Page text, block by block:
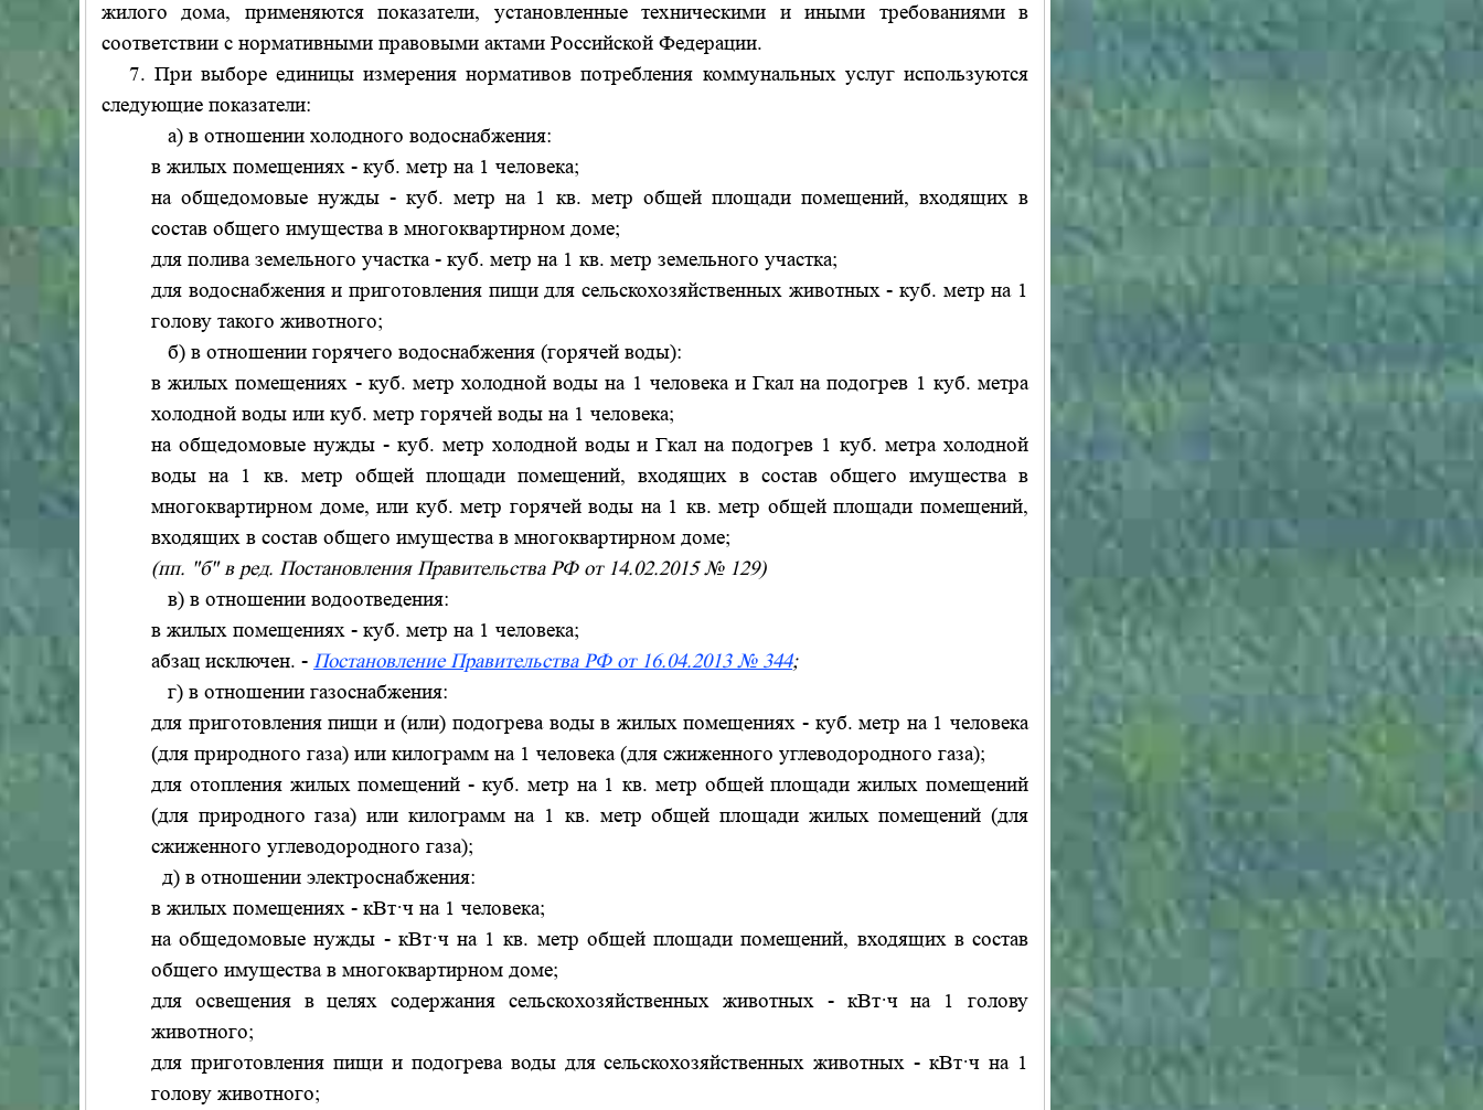
жилого дома, применяются показатели, установленные техническими и иными требованиями в
соответствии с нормативными правовыми актами Российской Федерации.
7. При выборе единицы измерения нормативов потребления коммунальных услуг используются
следующие показатели:
а) в отношении холодного водоснабжения:
в жилых помещениях - куб. метр на 1 человека;
на общедомовые нужды - куб. метр на 1 кв. метр общей площади помещений, входящих в
состав общего имущества в многоквартирном доме;
для полива земельного участка - куб. метр на 1 кв. метр земельного участка;
для водоснабжения и приготовления пищи для сельскохозяйственных животных - куб. метр на 1
голову такого животного;
б) в отношении горячего водоснабжения (горячей воды):
в жилых помещениях - куб. метр холодной воды на 1 человека и Гкал на подогрев 1 куб. метра
холодной воды или куб. метр горячей воды на 1 человека;
на общедомовые нужды - куб. метр холодной воды и Гкал на подогрев 1 куб. метра холодной
воды на 1 кв. метр общей площади помещений, входящих в состав общего имущества в
многоквартирном доме, или куб. метр горячей воды на 1 кв. метр общей площади помещений,
входящих в состав общего имущества в многоквартирном доме;
(пп. "б" в ред. Постановления Правительства РФ от 14.02.2015 № 129)
в) в отношении водоотведения:
в жилых помещениях - куб. метр на 1 человека;
абзац исключен. -Постановление Правительства РФ от 16.04.2013 № 344;
г) в отношении газоснабжения:
для приготовления пищи и (или) подогрева воды в жилых помещениях - куб. метр на 1 человека
(для природного газа) или килограмм на 1 человека (для сжиженного углеводородного газа);
для отопления жилых помещений - куб. метр на 1 кв. метр общей площади жилых помещений
(для природного газа) или килограмм на 1 кв. метр общей площади жилых помещений (для
сжиженного углеводородного газа);
д) в отношении электроснабжения:
в жилых помещениях - кВт·ч на 1 человека;
на общедомовые нужды - кВт·ч на 1 кв. метр общей площади помещений, входящих в состав
общего имущества в многоквартирном доме;
для освещения в целях содержания сельскохозяйственных животных - кВт·ч на 1 голову
животного;
для приготовления пищи и подогрева воды для сельскохозяйственных животных - кВт·ч на 1
голову животного;